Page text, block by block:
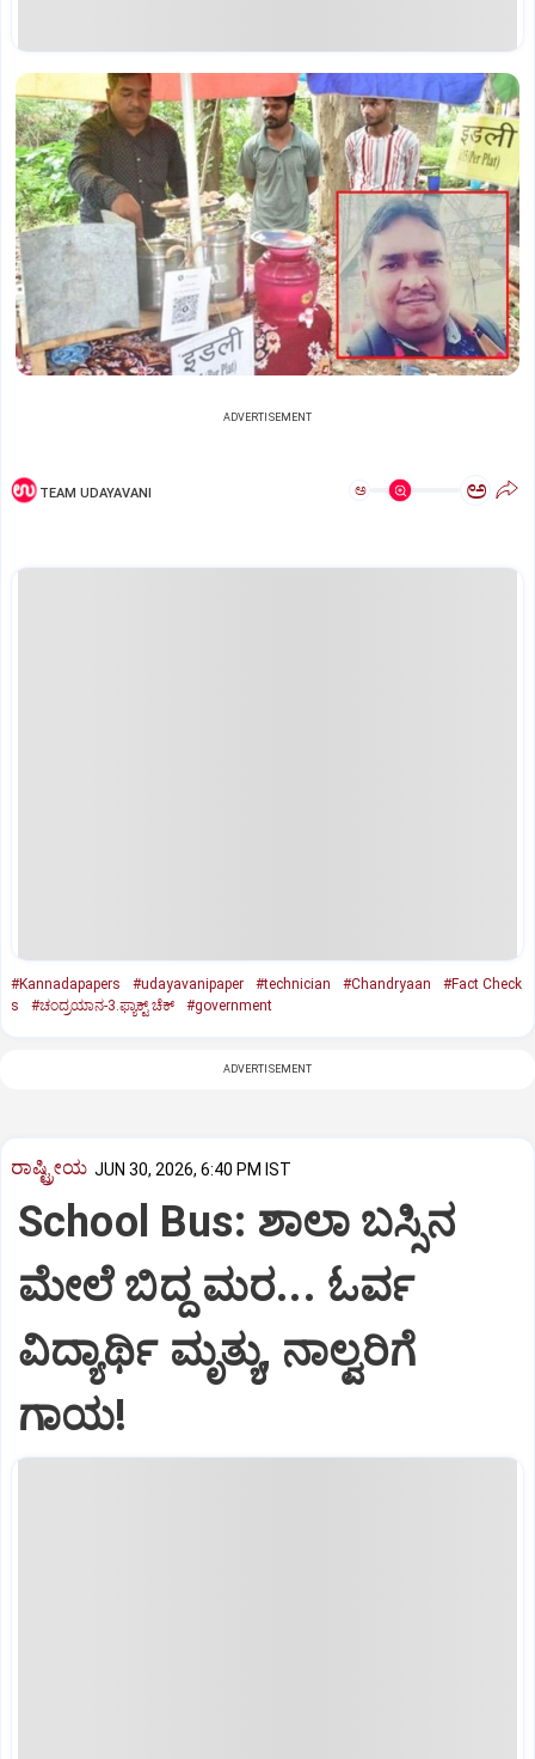
ADVERTISEMENT
TEAM UDAYAVANI ಅ ಅ
#Kannadapapers #udayavanipaper #technician #Chandryaan
#Fact Check
s
#ಚಂದ್ರಯಾನ-3.ಫ್ಯಾಕ್ಟ್‌ ಚೆಕ್‌ #government
ADVERTISEMENT
ರಾಷ್ಟ್ರೀಯ JUN 30, 2026, 6:40 PM IST
School Bus: ಶಾಲಾ ಬಸ್ಸಿನ
ಮೇಲೆ ಬಿದ್ದ ಮರ... ಓರ್ವ
ವಿದ್ಯಾರ್ಥಿ ಮೃತ್ಯು, ನಾಲ್ವರಿಗೆ
ಗಾಯ!